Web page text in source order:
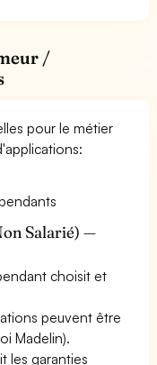
/
pour le métier
Salarié) —
choisit et
peuvent être
Madelin).
les garanties